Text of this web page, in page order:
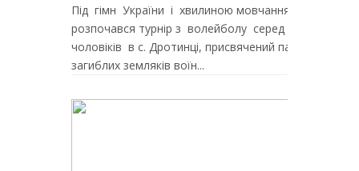
Під гімн України і хвилиною мовчання
розпочався турнір з волейболу серед
чоловіків в с. Дротинці, присвячений пам’яті
загиблих земляків воїн...